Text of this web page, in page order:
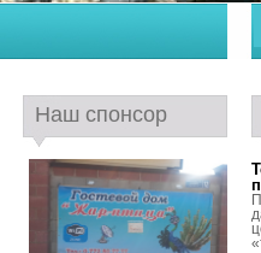
Наш спонсор